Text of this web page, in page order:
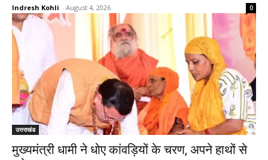
Indresh Kohli - August 4, 2026 0
उत्तराखंड
मुख्यमंत्री धामी ने धोए कांवड़ियों के चरण, अपने हाथों से